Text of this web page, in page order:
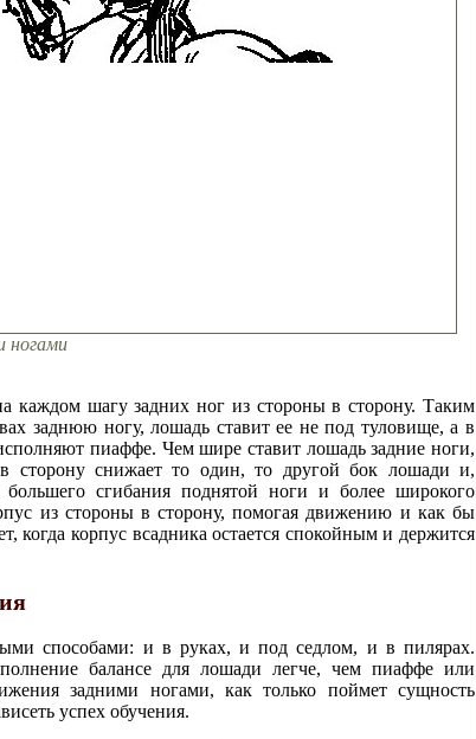
ногами
каждом шагу задних ног из стороны в сторону. Таким
заднюю ногу, лошадь ставит ее не под туловище, а в
пиаффе. Чем шире ставит лошадь задние ноги,
сторону снижает то один, то другой бок лошади и,
сгибания поднятой ноги и более широкого
из стороны в сторону, помогая движению и как бы
когда корпус всадника остается спокойным и держится
способами: и в руках, и под седлом, и в пилярах.
балансе для лошади легче, чем пиаффе или
задними ногами, как только поймет сущность
успех обучения.